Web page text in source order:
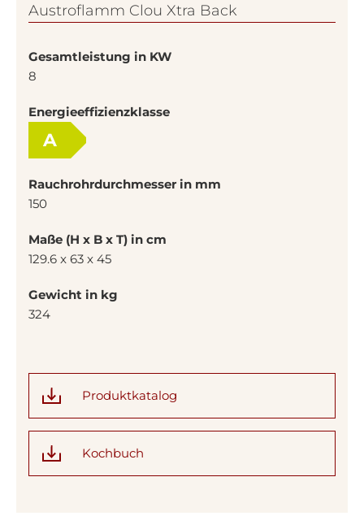
Austroflamm Clou Xtra Back
Gesamtleistung in KW
8
Energieeffizienzklasse
A
Rauchrohrdurchmesser in mm
150
Maße (H x B x T) in cm
129.6 x 63 x 45
Gewicht in kg
324
Produktkatalog
Kochbuch